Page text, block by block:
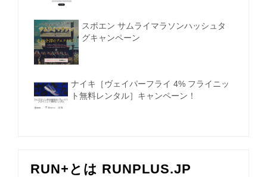
スポエン サムライマラソンハッシュタ
グキャンペーン
ナイキ［ヴェイパーフライ 4% フライニッ
ト無料レンタル］キャンペーン！
RUN+とは RUNPLUS.JP